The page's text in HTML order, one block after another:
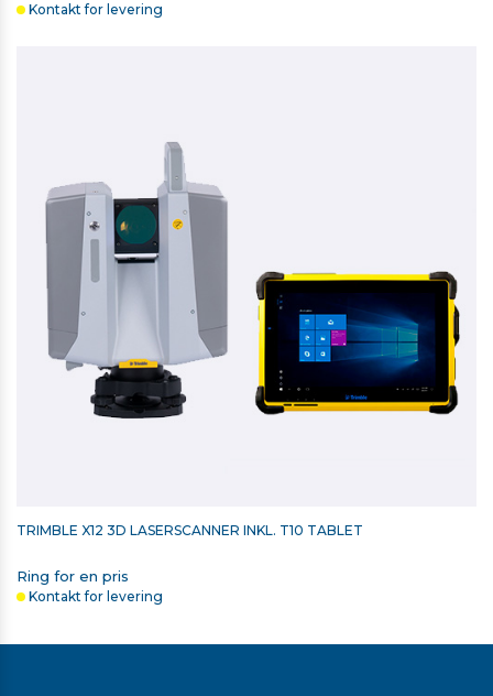
Kontakt for levering
TRIMBLE X12 3D LASERSCANNER INKL. T10 TABLET
Ring for en pris
Kontakt for levering